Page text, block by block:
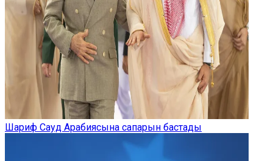
Шариф Сауд Арабиясына сапарын бастады